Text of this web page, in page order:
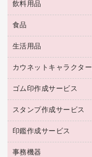
ＨＤＤ／ＳＳＤ
ディスプレイモニタ
アウター
養生用品
防災用備蓄食品・飲
台車・脚立
倉庫収納用品
作業用雑貨
梱包用品
梱包用テープ
工場用品
飲料用品
緑茶飲料
茶葉・インスタント
紅茶・バラエティ飲
レギュラーコーヒー
ミルク・シュガー
ソフトドリンク
コーヒーメーカー・
インスタントコーヒ
食品
食品
生活用品
浴室用品
台所用洗剤
掃除用品
掃除用洗剤
洗濯用品
カウネットキャラクタ
カウネットキャラク
ゴム印作成サービス
ゴム印作成サービス
ゴム印（一行印）作
ゴム印（フリーサ
スタンプ作成サービス
シヤチハタスタンプ
カウネットスタンプ
印鑑作成サービス
印鑑作成サービス
事務機器